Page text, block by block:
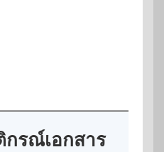
กรณ์เอกสาร